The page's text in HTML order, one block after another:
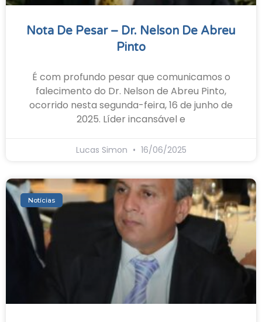
Nota De Pesar – Dr. Nelson De Abreu
Pinto
É com profundo pesar que comunicamos o
falecimento do Dr. Nelson de Abreu Pinto,
ocorrido nesta segunda-feira, 16 de junho de
2025. Líder incansável e
Lucas Simon 16/06/2025
Notícias